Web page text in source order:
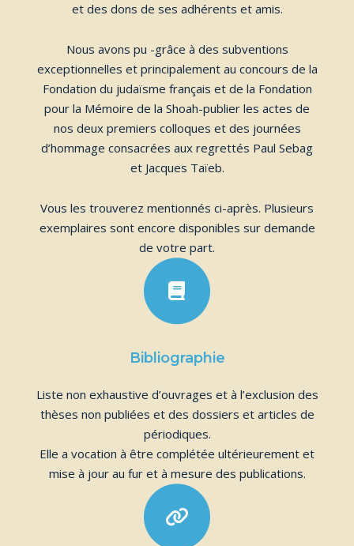
et des dons de ses adhérents et amis.
Nous avons pu -grâce à des subventions
exceptionnelles et principalement au concours de la
Fondation du judaïsme français et de la Fondation
pour la Mémoire de la Shoah-publier les actes de
nos deux premiers colloques et des journées
d’hommage consacrées aux regrettés Paul Sebag
et Jacques Taïeb.
Vous les trouverez mentionnés ci-après. Plusieurs
exemplaires sont encore disponibles sur demande
de votre part.
Bibliographie
Liste non exhaustive d’ouvrages et à l’exclusion des
thèses non publiées et des dossiers et articles de
périodiques.
Elle a vocation à être complétée ultérieurement et
mise à jour au fur et à mesure des publications.